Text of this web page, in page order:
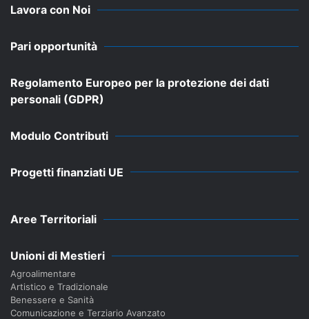
Lavora con Noi
Pari opportunità
Regolamento Europeo per la protezione dei dati
personali (GDPR)
Modulo Contributi
Progetti finanziati UE
Aree Territoriali
Unioni di Mestieri
Agroalimentare
Artistico e Tradizionale
Benessere e Sanità
Comunicazione e Terziario Avanzato